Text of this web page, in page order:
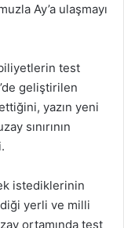
Ay’a ulaşmayı
test
geliştirilen
yazın yeni
sınırının
istediklerinin
yerli ve milli
ortamında test